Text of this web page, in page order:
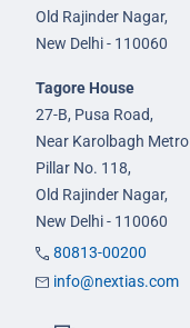
Old Rajinder Nagar,
New Delhi - 110060
Tagore House
27-B, Pusa Road,
Near Karolbagh Metro
Pillar No. 118,
Old Rajinder Nagar,
New Delhi - 110060
80813-00200
info@nextias.com